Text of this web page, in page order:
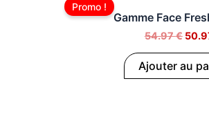
Promo !
Gamme Face
54.97€
était
Ajouter au